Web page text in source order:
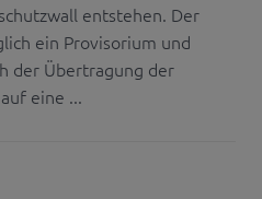
entstehen. Der
ein Provisorium und
der Übertragung der
eine ...